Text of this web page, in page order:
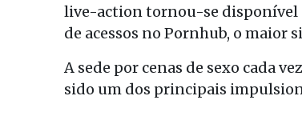
live-action tornou-se disponível
de acessos no Pornhub, o maior
A sede por cenas de sexo cada
sido um dos principais